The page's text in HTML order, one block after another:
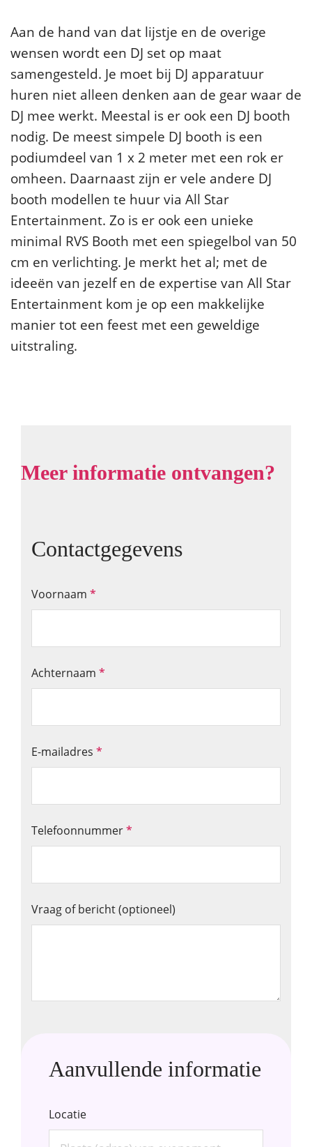
Aan de hand van dat lijstje en de overige
wensen wordt een DJ set op maat
samengesteld. Je moet bij DJ apparatuur
huren niet alleen denken aan de gear waar de
DJ mee werkt. Meestal is er ook een DJ booth
nodig. De meest simpele DJ booth is een
podiumdeel van 1 x 2 meter met een rok er
omheen. Daarnaast zijn er vele andere DJ
booth modellen te huur via All Star
Entertainment. Zo is er ook een unieke
minimal RVS Booth met een spiegelbol van 50
cm en verlichting. Je merkt het al; met de
ideeën van jezelf en de expertise van All Star
Entertainment kom je op een makkelijke
manier tot een feest met een geweldige
uitstraling.
Meer informatie ontvangen?
Contactgegevens
Voornaam *
Achternaam *
E-mailadres *
Telefoonnummer*
Vraag of bericht (optioneel)
Aanvullende informatie
Locatie